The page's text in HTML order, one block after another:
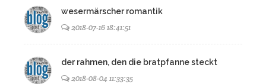
wesermärscher romantik
2018-07-16 18:41:51
der rahmen, den die bratpfanne steckt
2018-08-04 11:33:35